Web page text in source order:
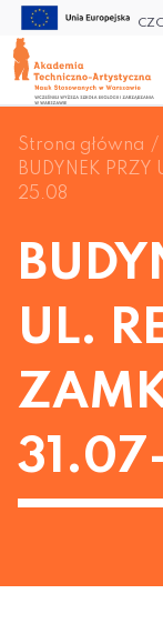
Strona główna
BUDYNEK
25.08
UL.